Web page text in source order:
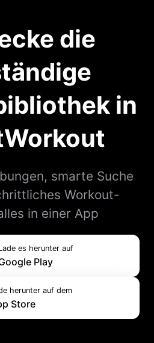
die
in
smarte Suche
Workout-
in einer App
es herunter auf
Play
herunter auf dem
Store